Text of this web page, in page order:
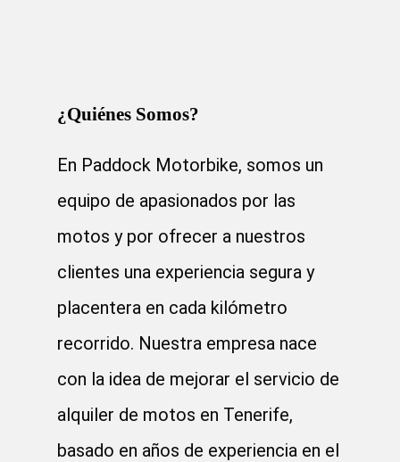
¿Quiénes Somos?
En Paddock Motorbike, somos un
equipo de apasionados por las
motos y por ofrecer a nuestros
clientes una experiencia segura y
placentera en cada kilómetro
recorrido. Nuestra empresa nace
con la idea de mejorar el servicio de
alquiler de motos en Tenerife,
basado en años de experiencia en el